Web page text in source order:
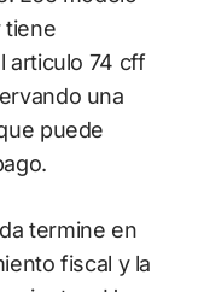
tiene
articulo 74 cff
una
puede
termine en
fiscal y la